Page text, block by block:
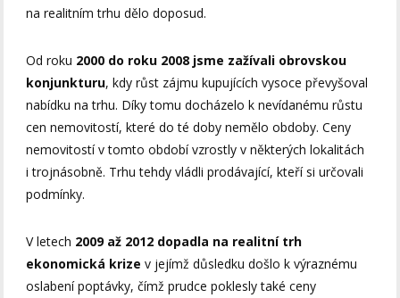
na realitním trhu dělo doposud.
Od roku 2000 do roku 2008 jsme zažívali obrovskou
konjunkturu, kdy růst zájmu kupujících vysoce převyšoval
nabídku na trhu. Díky tomu docházelo k nevídanému růstu
cen nemovitostí, které do té doby nemělo obdoby. Ceny
nemovitostí v tomto období vzrostly v některých lokalitách
i trojnásobně. Trhu tehdy vládli prodávající, kteří si určovali
podmínky.
V letech 2009 až 2012 dopadla na realitní trh
ekonomická krize v jejímž důsledku došlo k výraznému
oslabení poptávky, čímž prudce poklesly také ceny